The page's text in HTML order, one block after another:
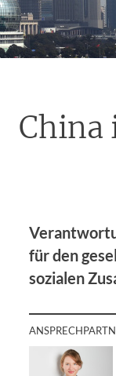
China
für den
sozialen